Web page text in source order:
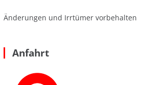
Änderungen und Irrtümer vorbehalten
Anfahrt